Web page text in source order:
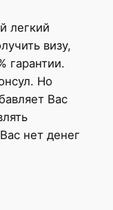
легкий
визу,
гарантии.
Но
Вас
нет денег